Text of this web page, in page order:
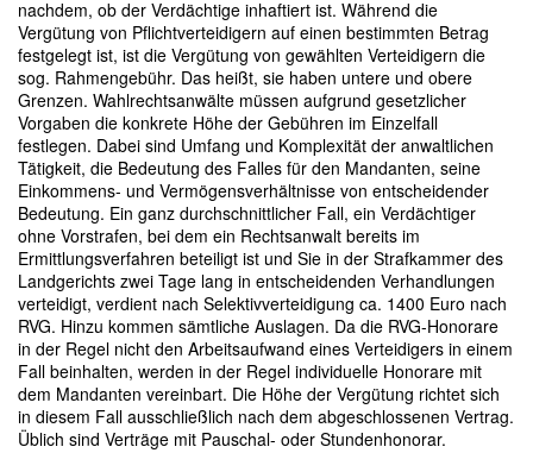
nachdem, ob der Verdächtige inhaftiert ist. Während die
Vergütung von Pflichtverteidigern auf einen bestimmten Betrag
festgelegt ist, ist die Vergütung von gewählten Verteidigern die
sog. Rahmengebühr. Das heißt, sie haben untere und obere
Grenzen. Wahlrechtsanwälte müssen aufgrund gesetzlicher
Vorgaben die konkrete Höhe der Gebühren im Einzelfall
festlegen. Dabei sind Umfang und Komplexität der anwaltlichen
Tätigkeit, die Bedeutung des Falles für den Mandanten, seine
Einkommens- und Vermögensverhältnisse von entscheidender
Bedeutung. Ein ganz durchschnittlicher Fall, ein Verdächtiger
ohne Vorstrafen, bei dem ein Rechtsanwalt bereits im
Ermittlungsverfahren beteiligt ist und Sie in der Strafkammer des
Landgerichts zwei Tage lang in entscheidenden Verhandlungen
verteidigt, verdient nach Selektivverteidigung ca. 1400 Euro nach
RVG. Hinzu kommen sämtliche Auslagen. Da die RVG-Honorare
in der Regel nicht den Arbeitsaufwand eines Verteidigers in einem
Fall beinhalten, werden in der Regel individuelle Honorare mit
dem Mandanten vereinbart. Die Höhe der Vergütung richtet sich
in diesem Fall ausschließlich nach dem abgeschlossenen Vertrag.
Üblich sind Verträge mit Pauschal- oder Stundenhonorar.